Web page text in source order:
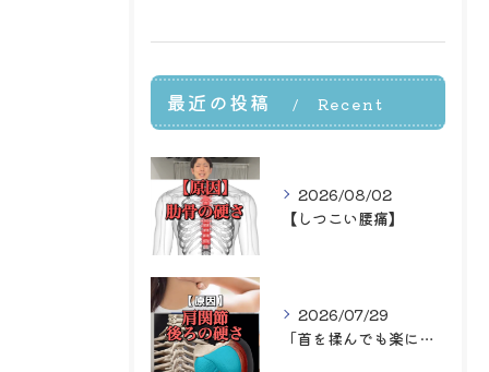
最近の投稿
Recent
2026/08/02
【しつこい腰痛】
2026/07/29
「首を揉んでも楽になるのはその場だけ…」